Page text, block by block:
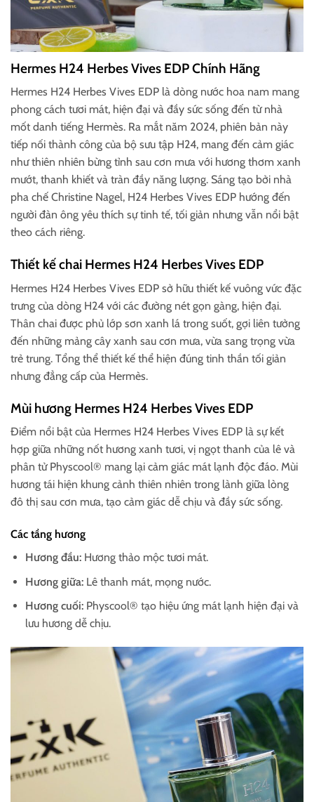
Hermes H24 Herbes Vives EDP Chính Hãng
Hermes H24 Herbes Vives EDP là dòng nước hoa nam mang
phong cách tươi mát, hiện đại và đầy sức sống đến từ nhà
mốt danh tiếng Hermès. Ra mắt năm 2024, phiên bản này
tiếp nối thành công của bộ sưu tập H24, mang đến cảm giác
như thiên nhiên bừng tỉnh sau cơn mưa với hương thơm xanh
mướt, thanh khiết và tràn đầy năng lượng. Sáng tạo bởi nhà
pha chế Christine Nagel, H24 Herbes Vives EDP hướng đến
người đàn ông yêu thích sự tinh tế, tối giản nhưng vẫn nổi bật
theo cách riêng.
Thiết kế chai Hermes H24 Herbes Vives EDP
Hermes H24 Herbes Vives EDP sở hữu thiết kế vuông vức đặc
trưng của dòng H24 với các đường nét gọn gàng, hiện đại.
Thân chai được phủ lớp sơn xanh lá trong suốt, gợi liên tưởng
đến những mảng cây xanh sau cơn mưa, vừa sang trọng vừa
trẻ trung. Tổng thể thiết kế thể hiện đúng tinh thần tối giản
nhưng đẳng cấp của Hermès.
Mùi hương Hermes H24 Herbes Vives EDP
Điểm nổi bật của Hermes H24 Herbes Vives EDP là sự kết
hợp giữa những nốt hương xanh tươi, vị ngọt thanh của lê và
phân tử Physcool® mang lại cảm giác mát lạnh độc đáo. Mùi
hương tái hiện khung cảnh thiên nhiên trong lành giữa lòng
đô thị sau cơn mưa, tạo cảm giác dễ chịu và đầy sức sống.
Các tầng hương
Hương đầu:Hương thảo mộc tươi mát.
Hương giữa:Lê thanh mát, mọng nước.
Hương cuối:Physcool® tạo hiệu ứng mát lạnh hiện đại và
lưu hương dễ chịu.